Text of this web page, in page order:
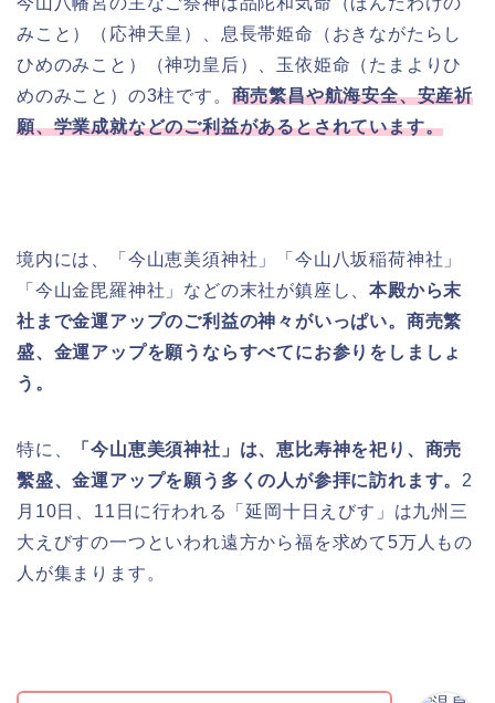
みこと）（応神天皇）、息長帯姫命（おきながたらし
ひめのみこと）（神功皇后）、玉依姫命（たまよりひ
めのみこと）の3柱です。 商売繁昌や航海安全、安産祈
願、学業成就などのご利益があるとされています。
境内には、「今山恵美須神社」「今山八坂稲荷神社」
「今山金毘羅神社」などの末社が鎮座し、本殿から末
社まで金運アップのご利益の神々がいっぱい。商売繁
盛、金運アップを願うならすべてにお参りをしましょ
う。
特に、
「今山恵美須神社」は、恵比寿神を祀り、商売
繫盛、金運アップを願う多くの人が参拝に訪れます。 2
月10日、11日に行われる「延岡十日えびす」は九州三
大えびすの一つといわれ遠方から福を求めて5万人もの
人が集まります。